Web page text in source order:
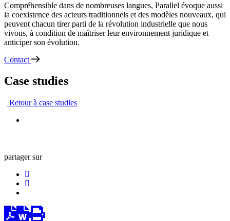
Compréhensible dans de nombreuses langues, Parallel évoque aussi
la coexistence des acteurs traditionnels et des modèles nouveaux, qui
peuvent chacun tirer parti de la révolution industrielle que nous
vivons, à condition de maîtriser leur environnement juridique et
anticiper son évolution.
Contact
Case studies
Retour à case studies
partager sur